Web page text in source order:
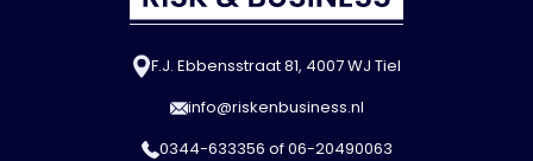
F.J. Ebbensstraat 81, 4007 WJ Tiel
info@riskenbusiness.nl
0344-633356 of06-20490063